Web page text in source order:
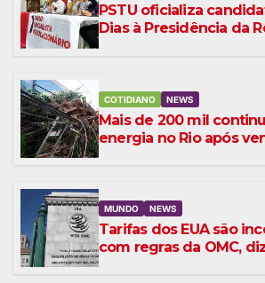
PSTU oficializa
Dias à Presidência da
COTIDIANO NEWS
Mais de 200 mil
energia no Rio após
MUNDO NEWS
Tarifas dos EUA são
com regras da OMC,